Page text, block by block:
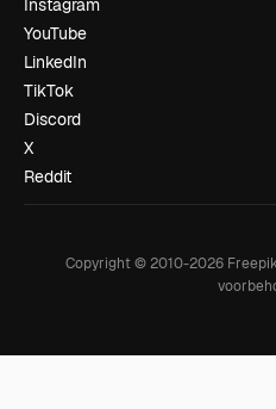
Instagram
YouTube
LinkedIn
TikTok
Discord
X
Reddit
Copyright © 2010-2026Freepik